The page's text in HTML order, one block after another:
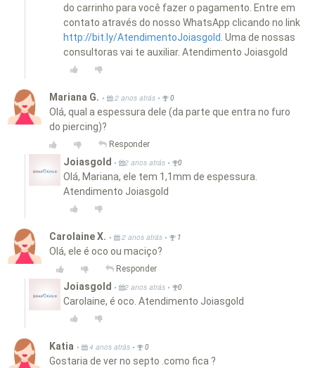
do carrinho para você fazer o pagamento. Entre em
contato através do nosso WhatsApp clicando no link
http://bit.ly/AtendimentoJoiasgold. Uma de nossas
consultoras vai te auxiliar. Atendimento Joiasgold
Mariana G. • 2 anos atrás • 0
Olá, qual a espessura dele (da parte que entra no furo
do piercing)?
Responder
Joiasgold • 2 anos atrás • 0
Olá, Mariana, ele tem 1,1mm de espessura.
Atendimento Joiasgold
Carolaine X. • 2 anos atrás • 1
Olá, ele é oco ou maciço?
Responder
Joiasgold • 2 anos atrás • 0
Carolaine, é oco. Atendimento Joiasgold
Katia • 4 anos atrás • 0
Gostaria de ver no septo .como fica ?